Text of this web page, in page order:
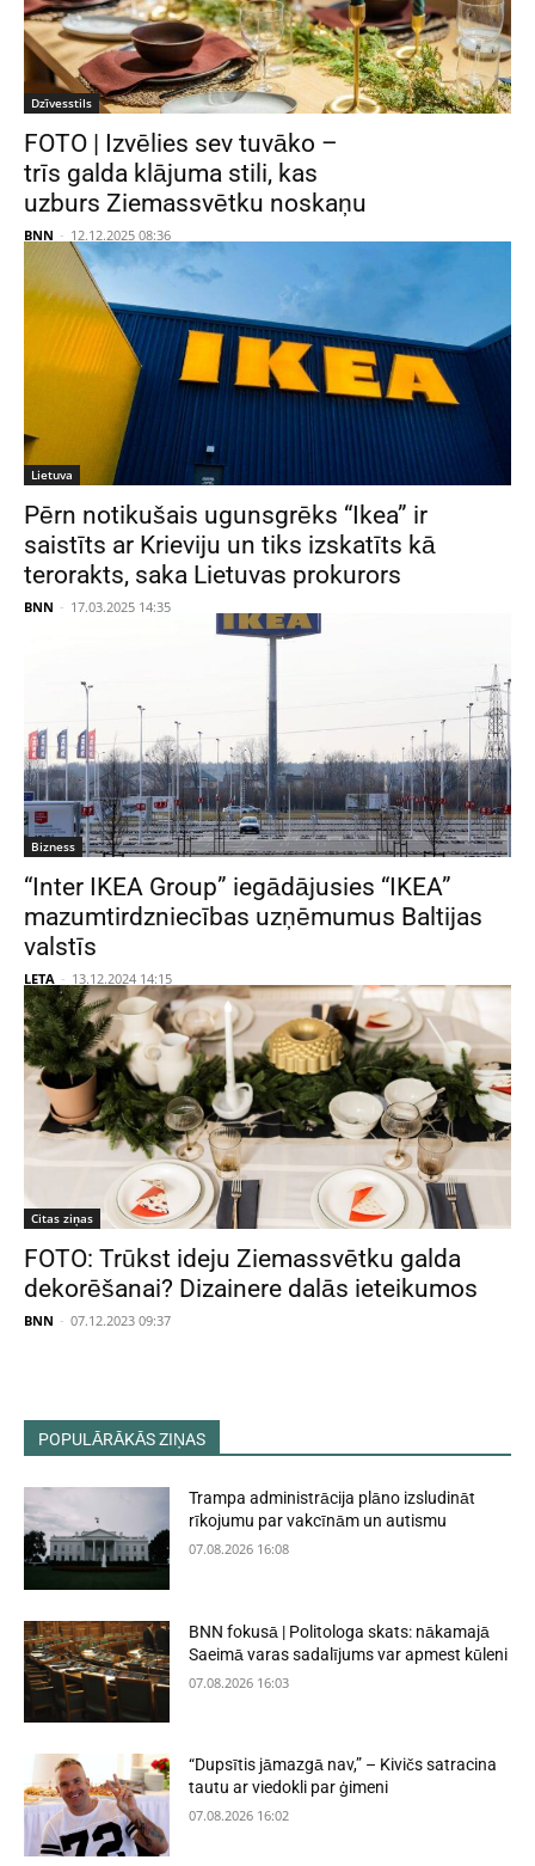
Dzīvesstils
FOTO | Izvēlies sev tuvāko –
trīs galda klājuma stili, kas
uzburs Ziemassvētku noskaņu
BNN - 12.12.2025 08:36
Lietuva
Pērn notikušais ugunsgrēks “Ikea” ir
saistīts ar Krieviju un tiks izskatīts kā
terorakts, saka Lietuvas prokurors
BNN - 17.03.2025 14:35
Bizness
“Inter IKEA Group” iegādājusies “IKEA”
mazumtirdzniecības uzņēmumus Baltijas
valstīs
LETA - 13.12.2024 14:15
Citas ziņas
FOTO: Trūkst ideju Ziemassvētku galda
dekorēšanai? Dizainere dalās ieteikumos
BNN - 07.12.2023 09:37
POPULĀRĀKĀS ZIŅAS
Trampa administrācija plāno izsludināt
rīkojumu par vakcīnām un autismu
07.08.2026 16:08
BNN fokusā | Politologa skats: nākamajā
Saeimā varas sadalījums var apmest kūleni
07.08.2026 16:03
“Dupsītis jāmazgā nav,” – Kivičs satracina
tautu ar viedokli par ģimeni
07.08.2026 16:02